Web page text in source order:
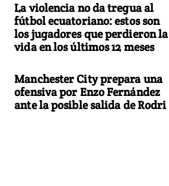
La violencia no da tregua al
fútbol ecuatoriano: estos son
los jugadores que perdieron la
vida en los últimos 12 meses
Manchester City prepara una
ofensiva por Enzo Fernández
ante la posible salida de Rodri